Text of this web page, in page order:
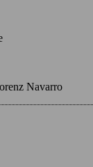
Navarro